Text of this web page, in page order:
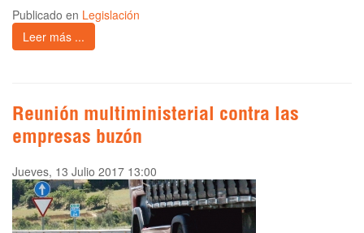
Publicado en Legislación
Leer más ...
Reunión multiministerial contra las
empresas buzón
Jueves, 13 Julio 2017 13:00